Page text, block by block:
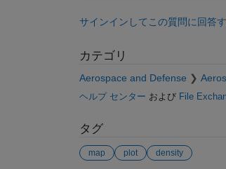
サインインしてこの質問に回答す
カテゴリ
Aerospace and Defense
ヘルプ センター および File
タグ
map plot density